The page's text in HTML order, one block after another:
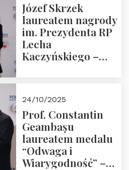
Józef Skrzek
laureatem nagrody
im. Prezydenta RP
Lecha
Kaczyńskiego –
24/10/2025
Prof. Constantin
Geambașu
laureatem medalu
“Odwaga i
Wiarygodność” –